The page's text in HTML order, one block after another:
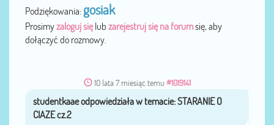
Podziękowania: gosiak
Prosimyzaloguj sięlub zarejestruj się na forumsię, aby
dołączyć do rozmowy.
10 lata 7 miesiąc temu #1019141
przezstudentkaae